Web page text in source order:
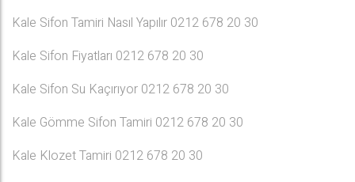
Kale Sifon Tamiri Nasıl Yapılır 0212 678 20 30
Kale Sifon Fiyatları 0212 678 20 30
Kale Sifon Su Kaçırıyor 0212 678 20 30
Kale Gömme Sifon Tamiri 0212 678 20 30
Kale Klozet Tamiri 0212 678 20 30